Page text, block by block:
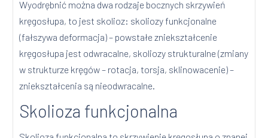
Wyodrębnić można dwa rodzaje bocznych skrzywień
kręgosłupa, to jest skolioz: skoliozy funkcjonalne
(fałszywa deformacja) – powstałe zniekształcenie
kręgosłupa jest odwracalne, skoliozy strukturalne (zmiany
w strukturze kręgów – rotacja, torsja, sklinowacenie) –
zniekształcenia są nieodwracalne.
Skolioza funkcjonalna